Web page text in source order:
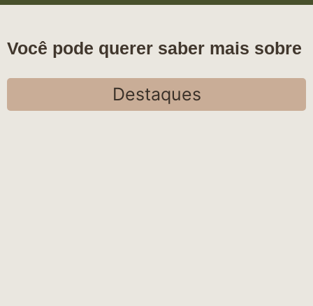
Você pode querer saber mais sobre
Destaques